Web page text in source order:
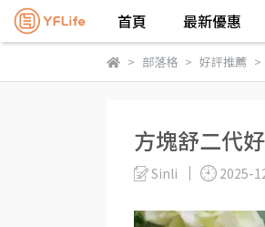
首頁 最新優惠
部落格 好評推薦
方塊舒二代
Sinli 2025-